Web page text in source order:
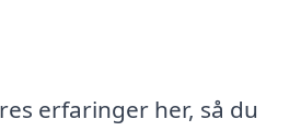
erfaringer her, så du